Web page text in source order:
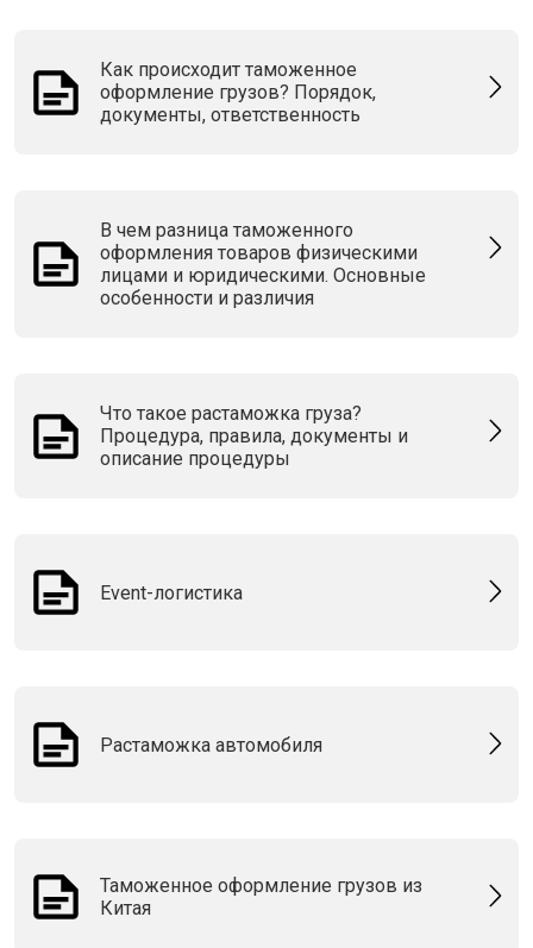
Как происходит таможенное
оформление грузов? Порядок,
документы, ответственность
В чем разница таможенного
оформления товаров физическими
лицами и юридическими. Основные
особенности и различия
Что такое растаможка груза?
Процедура, правила, документы и
описание процедуры
Event-логистика
Растаможка автомобиля
Таможенное оформление грузов из
Китая